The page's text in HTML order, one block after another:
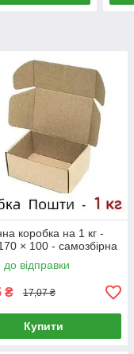
коробка на 1 кг -
× 100 - самозбірна
до відправки
₴ 17,07 ₴
Купити